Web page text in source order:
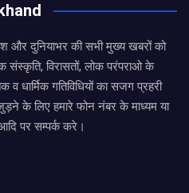
और दुनियाभर की सभी मुख्य खबरों को
संस्कृति, विरासतों, लोक परंपराओ के
धार्मिक गतिविधियों का सजग प्रहरी
के लिए हमारे फोन नंबर के माध्यम या
पर सम्पर्क करे।